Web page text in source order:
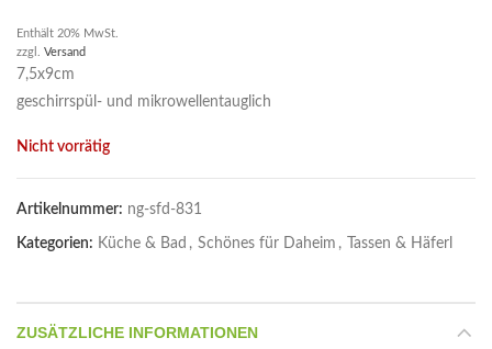
Enthält 20% MwSt.
zzgl. Versand
7,5x9cm
geschirrspül- und mikrowellentauglich
Nicht vorrätig
Artikelnummer: ng-sfd-831
Kategorien: Küche & Bad , Schönes für Daheim , Tassen & Häferl
ZUSÄTZLICHE INFORMATIONEN